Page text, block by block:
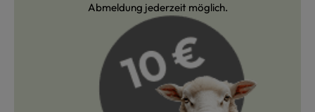
Abmeldung jederzeit möglich.